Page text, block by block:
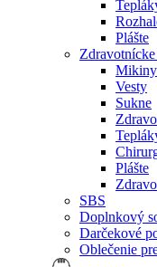
Plášte
Mikiny
Vesty
Sukne
Plášte
SBS
Doplnkový
Darčekové
Oblečenie